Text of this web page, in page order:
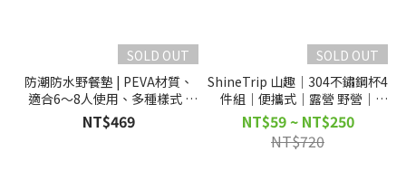
SOLD OUT
防潮防水野餐墊 | PEVA材質、
適合6～8人使用、多種樣式 |
D53018
NT$469
SOLD OUT
ShineTrip 山趣｜304不鏽鋼杯4
件組｜便攜式｜露營 野營｜
D56025 D56026
NT$59 ~ NT$250
NT$720